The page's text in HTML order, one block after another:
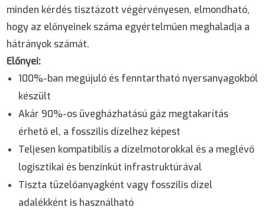
minden kérdés tisztázott végérvényesen, elmondható,
hogy az előnyeinek száma egyértelműen meghaladja a
hátrányok számát.
Előnyei:
100%-ban megújuló és fenntartható nyersanyagokból
készült
Akár 90%-os üvegházhatású gáz megtakarítás
érhető el, a fosszilis dízelhez képest
Teljesen kompatibilis a dízelmotorokkal és a meglévő
logisztikai és benzinkút infrastruktúrával
Tiszta tüzelőanyagként vagy fosszilis dízel
adalékként is használható